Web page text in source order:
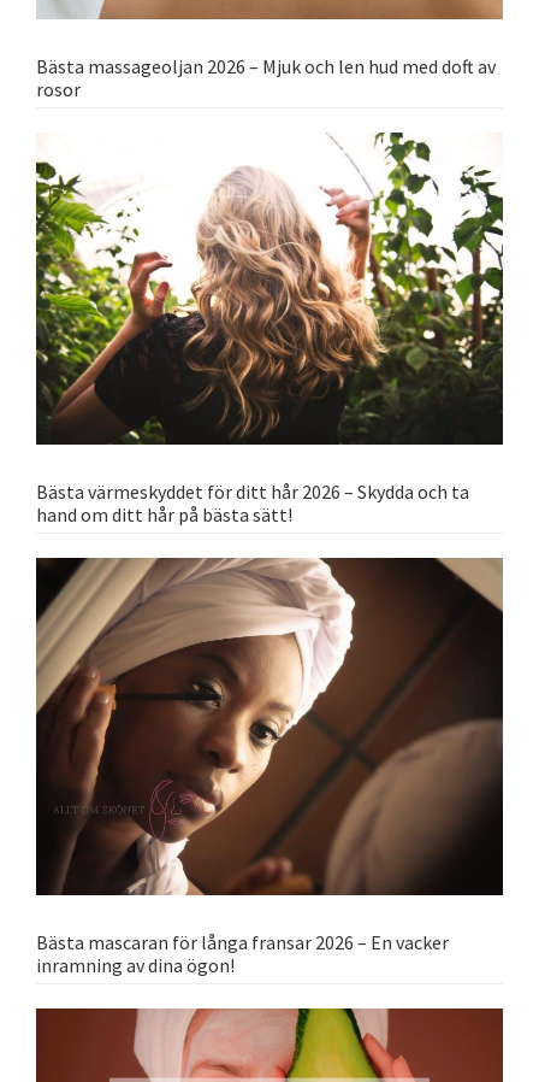
Bästa massageoljan 2026 – Mjuk och len hud med doft av
rosor
Bästa värmeskyddet för ditt hår 2026 – Skydda och ta
hand om ditt hår på bästa sätt!
Bästa mascaran för långa fransar 2026 – En vacker
inramning av dina ögon!